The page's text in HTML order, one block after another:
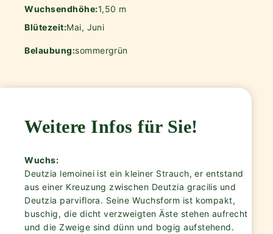
Wuchsendhöhe:1,50 m
Blütezeit:Mai, Juni
Belaubung:sommergrün
Weitere Infos für Sie!
Wuchs:
Deutzia lemoinei ist ein kleiner Strauch, er entstand
aus einer Kreuzung zwischen Deutzia gracilis und
Deutzia parviflora. Seine Wuchsform ist kompakt,
buschig, die dicht verzweigten Äste stehen aufrecht
und die Zweige sind dünn und bogig aufstehend.